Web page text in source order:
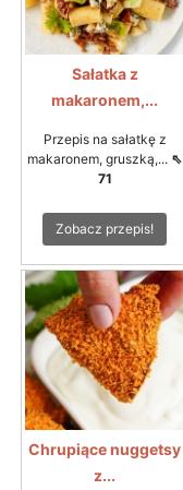
Sałatka z
makaronem,...
Przepis na sałatkę z
makaronem, gruszką,... ⇖
71
Zobacz przepis!
Chrupiące nuggetsy
z...